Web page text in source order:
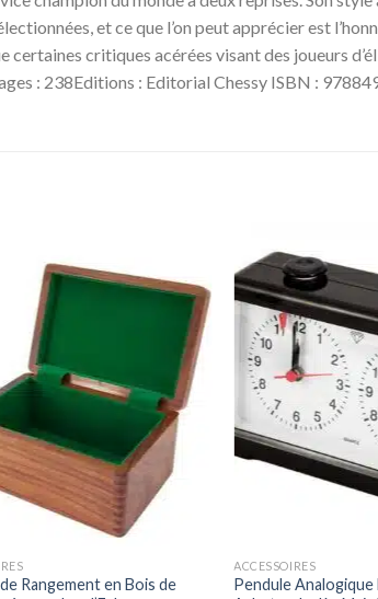
et ce que l’on peut apprécier est
certaines critiques acérées visant des joueurs
: 238Editions : Editorial Chessy ISBN :
Rangement en Bois de
ACCESSOIRES
Pendule